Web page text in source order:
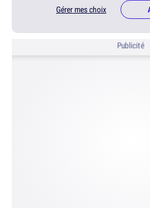
Gérer mes choix
Publicité